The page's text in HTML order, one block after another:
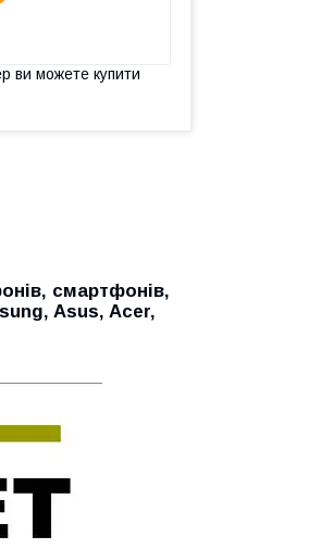
ви можете купити
смартфонів,
Asus, Acer,